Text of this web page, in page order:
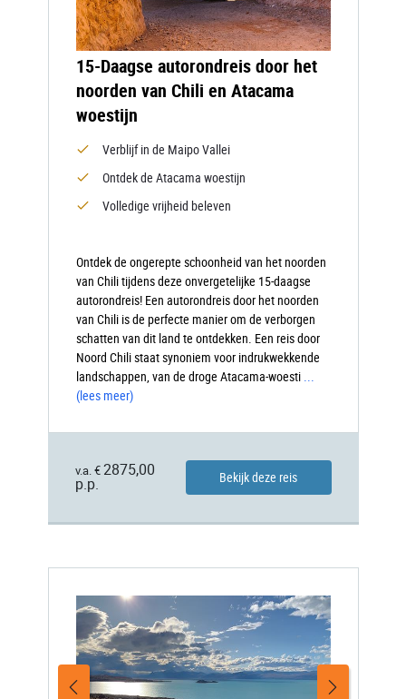
15-Daagse autorondreis door het
noorden van Chili en Atacama
woestijn
Verblijf in de Maipo Vallei
Ontdek de Atacama woestijn
Volledige vrijheid beleven
Ontdek de ongerepte schoonheid van het noorden
van Chili tijdens deze onvergetelijke 15-daagse
autorondreis! Een autorondreis door het noorden
van Chili is de perfecte manier om de verborgen
schatten van dit land te ontdekken. Een reis door
Noord Chili staat synoniem voor indrukwekkende
landschappen, van de droge Atacama-woesti ...
(lees meer)
v.a. € 2875,00
p.p.
Bekijk deze reis